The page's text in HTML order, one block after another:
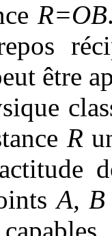
R=OB
être
R
A, B